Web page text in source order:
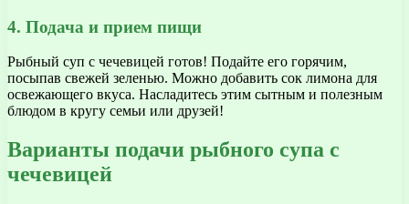
4. Подача и прием пищи
Рыбный суп с чечевицей готов! Подайте его горячим,
посыпав свежей зеленью. Можно добавить сок лимона для
освежающего вкуса. Насладитесь этим сытным и полезным
блюдом в кругу семьи или друзей!
Варианты подачи рыбного супа с
чечевицей